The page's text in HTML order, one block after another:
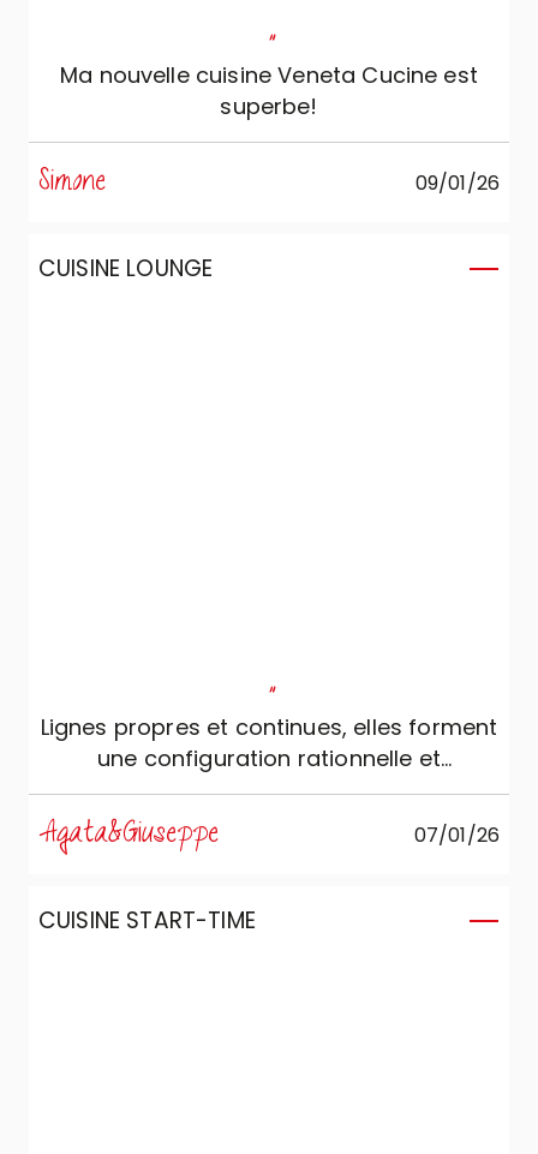
"
Ma nouvelle cuisine Veneta Cucine est
superbe!
Simone 09/01/26
CUISINE LOUNGE
"
Lignes propres et continues, elles forment
une configuration rationnelle et
ergonomique, conçue pour qui aime la
beauté silencieuse et la fonctionnalité
Agata&Giuseppe 07/01/26
CUISINE START-TIME